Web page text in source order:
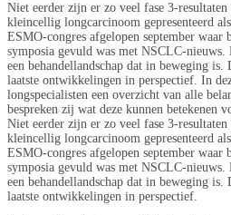
Niet eerder zijn er zo veel fase 3-
kleincellig longcarcinoom gepresenteerd
ESMO-congres afgelopen september
symposia gevuld was met NSCLC-nieuws.
een behandellandschap dat in beweging
laatste ontwikkelingen in perspectief. In
longspecialisten een overzicht van alle
bespreken zij wat deze kunnen betekenen
Niet eerder zijn er zo veel fase 3-
kleincellig longcarcinoom gepresenteerd
ESMO-congres afgelopen september
symposia gevuld was met NSCLC-nieuws.
een behandellandschap dat in beweging
laatste ontwikkelingen in perspectief.